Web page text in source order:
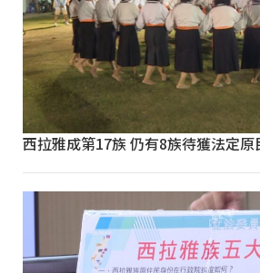
西拉雅成第17族 仍有8族待獲法定原